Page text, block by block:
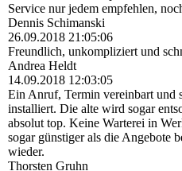
Service nur jedem empfehlen,
Dennis Schimanski
26.09.2018 21:05:06
Freundlich, unkompliziert und
Andrea Heldt
14.09.2018 12:03:05
Ein Anruf, Termin vereinbart und
installiert. Die alte wird sogar
absolut top. Keine Warterei in
sogar günstiger als die Angebote
wieder.
Thorsten Gruhn